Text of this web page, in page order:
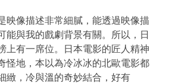
映像描述非常細膩，能透過映像描
能與我的戲劇背景有關。所以，日
上有一席位。日本電影的匠人精神
怪地，本以為冷冰冰的北歐電影都
緻，冷與溫的奇妙結合，好有